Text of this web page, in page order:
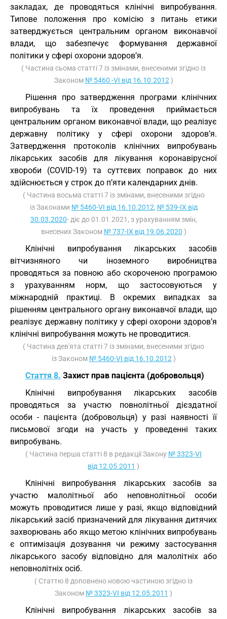
закладах, де проводяться клінічні випробування.
Типове положення про комісію з питань етики
затверджується центральним органом виконавчої
влади, що забезпечує формування державної
політики у сфері охорони здоров’я.
( Частина сьома статті 7 із змінами, внесеними згідно із
Законом № 5460 -VI від 16.10.2012 )
Рішення про затвердження програми клінічних
випробувань та їх проведення приймається
центральним органом виконавчої влади, що реалізує
державну політику у сфері охорони здоров’я.
Затвердження протоколів клінічних випробувань
лікарських засобів для лікування коронавірусної
хвороби (COVID-19) та суттєвих поправок до них
здійснюється у строк до п’яти календарних днів.
( Частина восьма статті 7 із змінами, внесеними згідно
із Законами № 5460-VI від 16.10.2012, № 539-IX від
30.03.2020- діє до 01.01.2021, з урахуванням змін,
внесених Законом № 737-IX від 19.06.2020 )
Клінічні випробування лікарських засобів
вітчизняного чи іноземного виробництва
проводяться за повною або скороченою програмою
з урахуванням норм, що застосовуються у
міжнародній практиці. В окремих випадках за
рішенням центрального органу виконавчої влади, що
реалізує державну політику у сфері охорони здоров’я
клінічні випробування можуть не проводитися.
( Частина дев'ята статті 7 із змінами, внесеними згідно
із Законом № 5460-VI від 16.10.2012 )
Стаття 8. Захист прав пацієнта (добровольця)
Клінічні випробування лікарських засобів
проводяться за участю повнолітньої дієздатної
особи - пацієнта (добровольця) у разі наявності її
письмової згоди на участь у проведенні таких
випробувань.
( Частина перша статті 8 в редакції Закону № 3323-VI
від 12.05.2011 )
Клінічні випробування лікарських засобів за
участю малолітньої або неповнолітньої особи
можуть проводитися лише у разі, якщо відповідний
лікарський засіб призначений для лікування дитячих
захворювань або якщо метою клінічних випробувань
є оптимізація дозування чи режиму застосування
лікарського засобу відповідно для малолітніх або
неповнолітніх осіб.
( Статтю 8 доповнено новою частиною згідно із
Законом № 3323-VI від 12.05.2011 )
Клінічні випробування лікарських засобів за